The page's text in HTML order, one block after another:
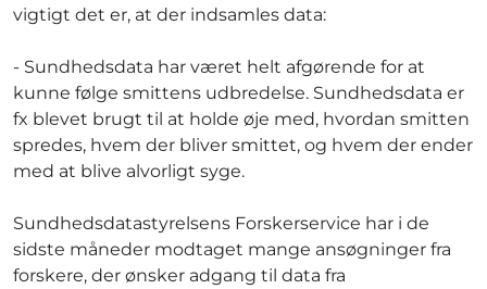
vigtigt det er, at der indsamles data:
- Sundhedsdata har været helt afgørende for at
kunne følge smittens udbredelse. Sundhedsdata er
fx blevet brugt til at holde øje med, hvordan smitten
spredes, hvem der bliver smittet, og hvem der ender
med at blive alvorligt syge.
Sundhedsdatastyrelsens Forskerservice har i de
sidste måneder modtaget mange ansøgninger fra
forskere, der ønsker adgang til data fra